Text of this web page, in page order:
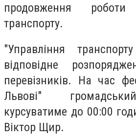
продовження роботи
транспорту.
"Управління
відповідне
перевізників. На час
Львові"
курсуватиме до 00:00
Віктор Щир.